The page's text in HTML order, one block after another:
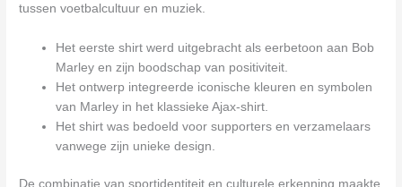
tussen voetbalcultuur en muziek.
Het eerste shirt werd uitgebracht als eerbetoon aan Bob
Marley en zijn boodschap van positiviteit.
Het ontwerp integreerde iconische kleuren en symbolen
van Marley in het klassieke Ajax-shirt.
Het shirt was bedoeld voor supporters en verzamelaars
vanwege zijn unieke design.
De combinatie van sportidentiteit en culturele erkenning maakte